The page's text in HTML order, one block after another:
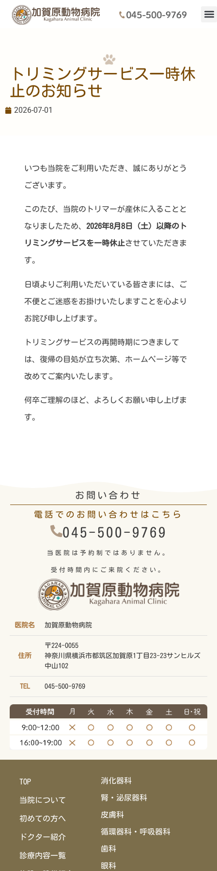
トリミングサービス一時休
止のお知らせ
2026-07-01
いつも当院をご利用いただき、誠にありがとう
ございます。
このたび、当院のトリマーが産休に入ることと
なりましたため、 2026年8月8日（土）以降のト
リミングサービスを一時休止させていただきま
す。
日頃よりご利用いただいている皆さまには、ご
不便とご迷惑をお掛けいたしますことを心より
お詫び申し上げます。
トリミングサービスの再開時期につきまして
は、復帰の目処が立ち次第、ホームページ等で
改めてご案内いたします。
何卒ご理解のほど、よろしくお願い申し上げま
す。
お問い合わせ
電話でのお問い合わせはこちら
045-500-9769
当医院は予約制ではありません。
受付時間内にご来院ください。
医院名 加賀原動物病院
住所
〒224-0055
神奈川県横浜市都筑区加賀原1丁目23-23サンヒルズ
中山102
TEL 045-500-9769
TOP
当院について
初めての方へ
ドクター紹介
診療内容一覧
消化器科
腎・泌尿器科
皮膚科
循環器科・呼吸器科
歯科
眼科